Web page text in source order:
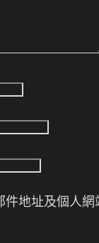
地址及個人